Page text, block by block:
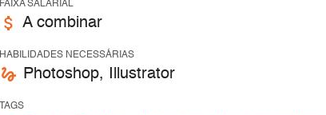
FAIXA SALARIAL
attach_money A combinar
HABILIDADES NECESSÁRIAS
gesture Photoshop, Illustrator
TAGS